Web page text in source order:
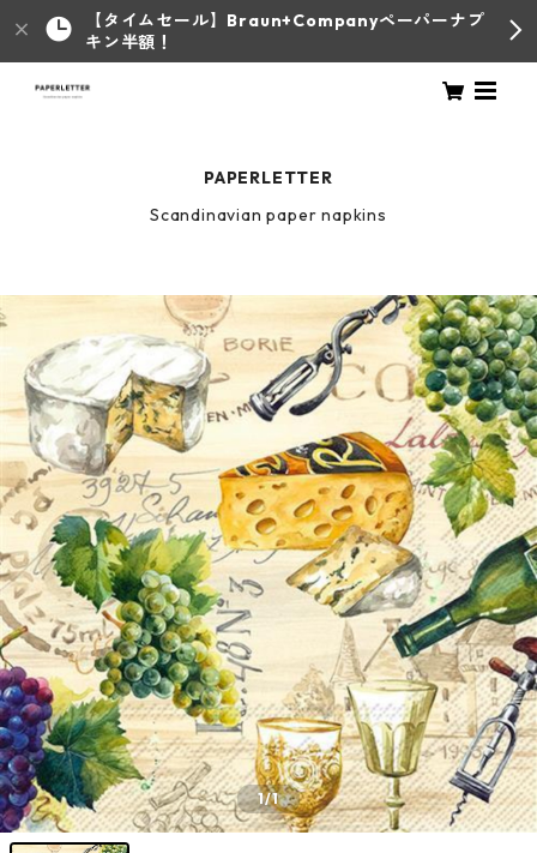
【タイムセール】Braun+Companyペーパーナプ
キン半額！
PAPERLETTER
Scandinavian paper napkins
1/1